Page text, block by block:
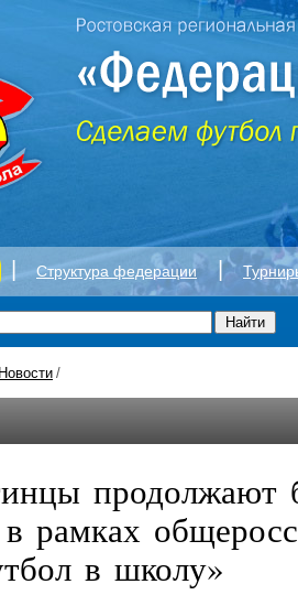
Структура федерации |
Новости /
продолжают
рамках
в школу»